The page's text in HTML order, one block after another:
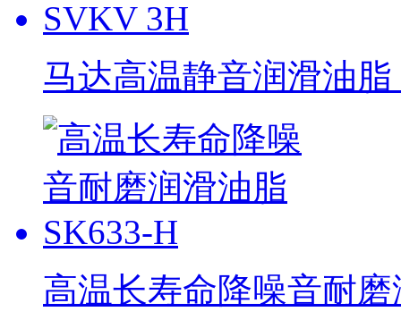
马达高温静音润滑油
高温长寿命降噪音耐